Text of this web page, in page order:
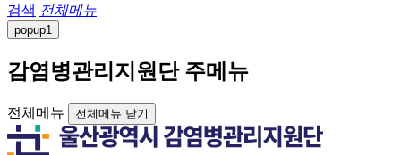
검색 전체메뉴
popup1
감염병관리지원단 주메뉴
전체메뉴 전체메뉴 닫기